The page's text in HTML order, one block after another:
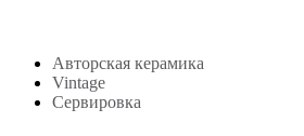
Авторская керамика
Vintage
Сервировка